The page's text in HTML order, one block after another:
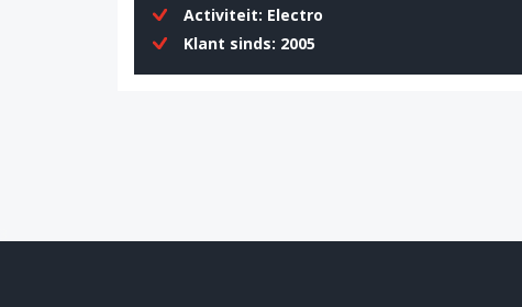
Activiteit: Electro
Klant sinds: 2005